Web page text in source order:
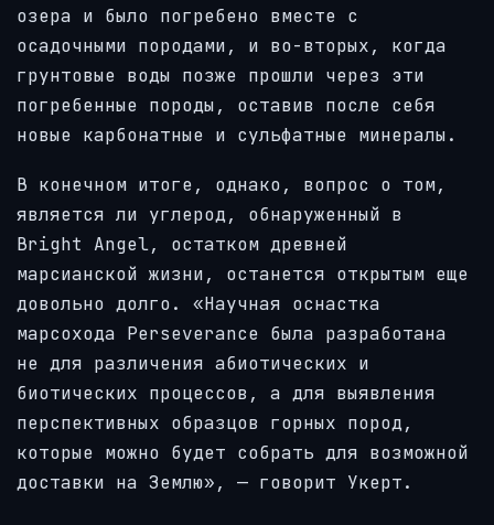
озера и было погребено вместе с
осадочными породами, и во-вторых, когда
грунтовые воды позже прошли через эти
погребенные породы, оставив после себя
новые карбонатные и сульфатные минералы.
В конечном итоге, однако, вопрос о том,
является ли углерод, обнаруженный в
Bright Angel, остатком древней
марсианской жизни, останется открытым еще
довольно долго. «Научная оснастка
марсохода Perseverance была разработана
не для различения абиотических и
биотических процессов, а для выявления
перспективных образцов горных пород,
которые можно будет собрать для возможной
доставки на Землю», — говорит Укерт.